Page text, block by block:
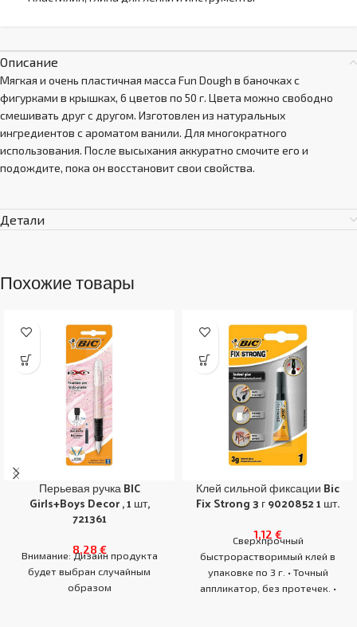
Описание
Мягкая и очень пластичная масса Fun Dough в баночках с
фигурками в крышках, 6 цветов по 50 г. Цвета можно свободно
смешивать друг с другом. Изготовлен из натуральных
ингредиентов с ароматом ванили. Для многократного
использования. После высыхания аккуратно смочите его и
подождите, пока он восстановит свои свойства.
Детали
Похожие товары
Перьевая ручка BIC
Girls+Boys Decor , 1 шт,
721361
8,28 €
Внимание: Дизайн продукта
будет выбран случайным
образом
Клей сильной фиксации Bic
Fix Strong 3 г 9020852 1 шт.
1,12 €
Сверхпрочный
быстрорастворимый клей в
упаковке по 3 г. • Точный
аппликатор, без протечек. •